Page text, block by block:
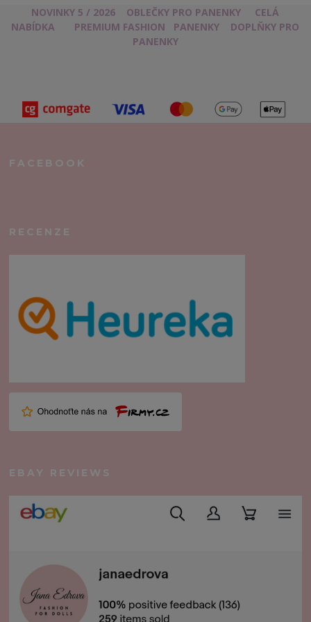
NOVINKY 5 / 2026 OBLEČKY PRO PANENKY
CELÁ
NABÍDKA
PREMIUM FASHION PANENKY
DOPLŇKY PRO
PANENKY
FACEBOOK
RECENZE
EBAY REVIEWS